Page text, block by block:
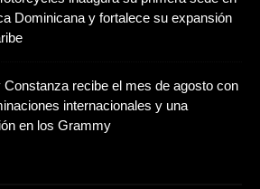
Dominicana y fortalece su expansión
Constanza recibe el mes de agosto con
internacionales y una
en los Grammy